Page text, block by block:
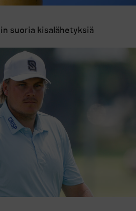
suoria kisalähetyksiä